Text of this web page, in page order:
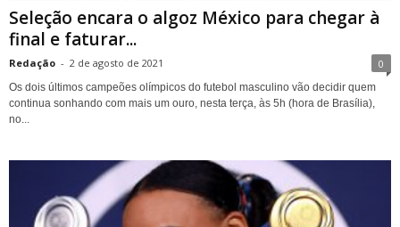
Seleção encara o algoz México para chegar à
final e faturar...
Redação - 2 de agosto de 2021 0
Os dois últimos campeões olímpicos do futebol masculino vão decidir quem
continua sonhando com mais um ouro, nesta terça, às 5h (hora de Brasília),
no...